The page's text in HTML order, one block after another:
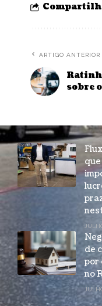
ARTIGO ANTERIOR
sobre
de
por
no